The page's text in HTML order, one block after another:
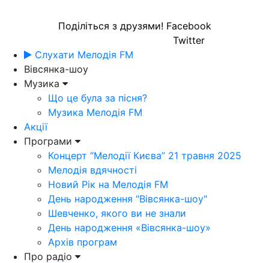
Поділіться з друзями! Facebook
Twitter
Слухати Мелодія FM
Вівсянка-шоу
Музика
Що це була за пісня?
Музика Мелодія FM
Акції
Програми
Концерт “Мелодії Києва” 21 травня 2025
Мелодія вдячності
Новий Рік на Мелодія FM
День народження "Вівсянка-шоу"
Шевченко, якого ви не знали
День народження «Вівсянка-шоу»
Архів програм
Про радіо